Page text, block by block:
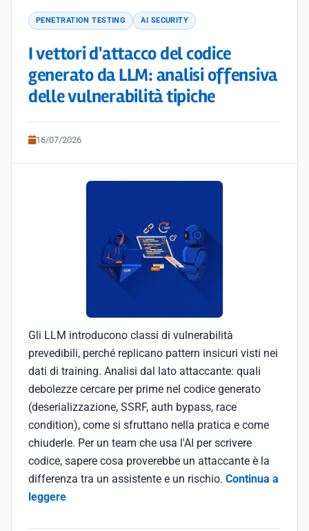
PENETRATION TESTING AI SECURITY
I vettori d'attacco del codice
generato da LLM: analisi offensiva
delle vulnerabilità tipiche
16/07/2026
Gli LLM introducono classi di vulnerabilità
prevedibili, perché replicano pattern insicuri visti nei
dati di training. Analisi dal lato attaccante: quali
debolezze cercare per prime nel codice generato
(deserializzazione, SSRF, auth bypass, race
condition), come si sfruttano nella pratica e come
chiuderle. Per un team che usa l'AI per scrivere
codice, sapere cosa proverebbe un attaccante è la
differenza tra un assistente e un rischio. Continua a
leggere